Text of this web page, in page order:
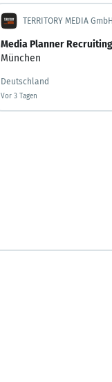
TERRITORY MEDIA GmbH
Media Planner
München
Deutschland
Vor 3 Tagen
Vor 3 Tagen veröffentlicht